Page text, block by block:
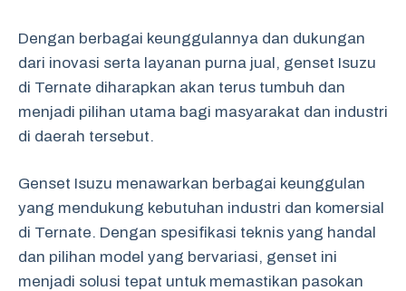
Dengan berbagai keunggulannya dan dukungan
dari inovasi serta layanan purna jual, genset Isuzu
di Ternate diharapkan akan terus tumbuh dan
menjadi pilihan utama bagi masyarakat dan industri
di daerah tersebut.
Genset Isuzu menawarkan berbagai keunggulan
yang mendukung kebutuhan industri dan komersial
di Ternate. Dengan spesifikasi teknis yang handal
dan pilihan model yang bervariasi, genset ini
menjadi solusi tepat untuk memastikan pasokan